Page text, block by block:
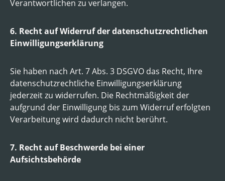
Verantwortlichen zu verlangen.
6. Recht auf Widerruf der datenschutzrechtlichen
Einwilligungserklärung
Sie haben nach Art. 7 Abs. 3 DSGVO das Recht, Ihre
datenschutzrechtliche Einwilligungserklärung
jederzeit zu widerrufen. Die Rechtmäßigkeit der
aufgrund der Einwilligung bis zum Widerruf erfolgten
Verarbeitung wird dadurch nicht berührt.
7. Recht auf Beschwerde bei einer
Aufsichtsbehörde